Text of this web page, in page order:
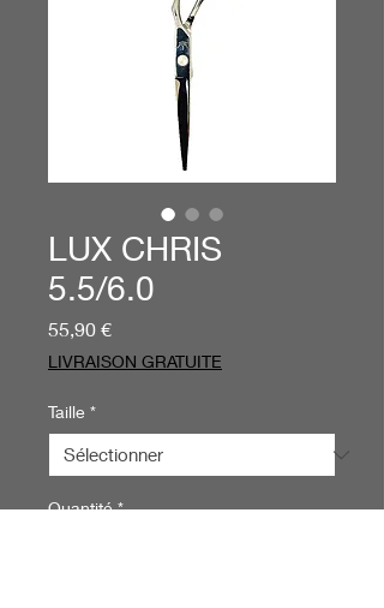
LUX CHRIS
5.5/6.0
55,90 €Prix
LIVRAISON GRATUITE
Taille *
Quantité *